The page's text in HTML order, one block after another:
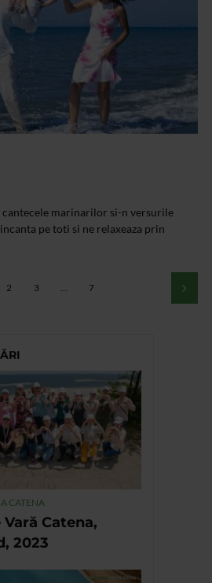
cantecele marinarilor si-n versurile
pe toti si ne relaxeaza prin
2 3 … 7
CATENA
Vară Catena,
2023